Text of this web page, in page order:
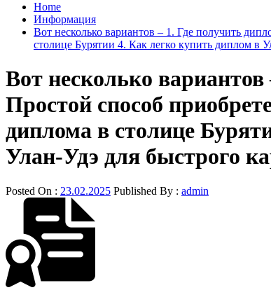
Home
Информация
Вот несколько вариантов – 1. Где получить
столице Бурятии 4. Как легко купить диплом в
Вот несколько
Простой способ
диплома в столице
Улан-Удэ для быстрого
Posted On : 23.02.2025 Published By : admin